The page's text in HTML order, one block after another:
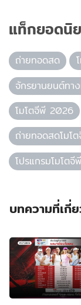
แท็กยอดนิ
ถ่ายทอดสด
จักรยานยนต์ทา
โมโตจีพี 2026
ถ่ายทอดสดโมโ
โปรแกรมโมโต
บทความที่เกี่